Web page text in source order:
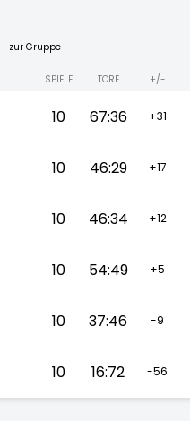
- zur Gruppe
SPIELE TORE +/-
10 67:36 +31
10 46:29 +17
10 46:34 +12
10 54:49 +5
10 37:46 -9
10 16:72 -56